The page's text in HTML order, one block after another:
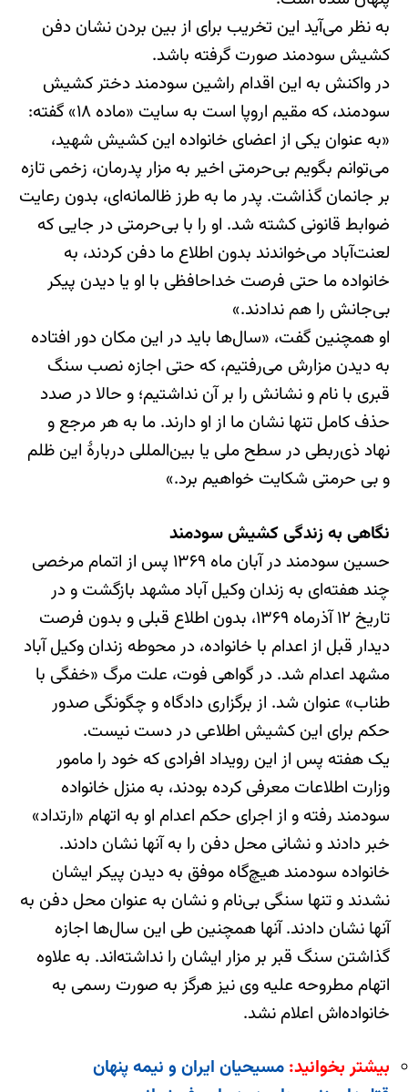
به نظر می‌آید این تخریب برای از بین بردن نشان دفن
کشیش سودمند صورت گرفته باشد.
در واکنش به این اقدام راشین سودمند دختر کشیش
سودمند، که مقیم اروپا است به سایت «ماده ۱۸» گفته:
«به عنوان یکی از اعضای خانواده این کشیش شهید،
می‌توانم بگویم بی‌حرمتی اخیر به مزار پدرمان، زخمی تازه
بر جانمان گذاشت. پدر ما به طرز ظالمانه‌ای، بدون رعایت
ضوابط قانونی کشته شد. او را با بی‌حرمتی در جایی که
لعنت‌آباد می‌خواندند بدون اطلاع ما دفن کردند، به
خانواده ما حتی فرصت خداحافظی با او یا دیدن پیکر
بی‌جانش را هم ندادند.»
او همچنین گفت، «سال‌ها باید در این مکان دور افتاده
به دیدن مزارش می‌رفتیم، که حتی اجازه نصب سنگ
قبری با نام و نشانش را بر آن نداشتیم؛ و حالا در صدد
حذف کامل تنها نشان ما از او دارند. ما به هر مرجع و
نهاد ذی‌ربطی در سطح ملی یا بین‌المللی دربارهٔ این ظلم
و بی حرمتی شکایت خواهیم برد.»
نگاهی به زندگی کشیش سودمند
حسین سودمند در آبان ماه ۱۳۶۹ پس از اتمام مرخصی
چند هفته‌ای به زندان وکیل آباد مشهد بازگشت و در
تاریخ ۱۲ آذرماه ۱۳۶۹، بدون اطلاع قبلی و بدون فرصت
دیدار قبل از اعدام با خانواده، در محوطه زندان وکیل آباد
مشهد اعدام شد. در گواهی فوت، علت مرگ «خفگی با
طناب» عنوان شد. از برگزاری دادگاه و چگونگی صدور
حکم برای این کشیش اطلاعی در دست نیست.
یک هفته پس از این رویداد افرادی که خود را مامور
وزارت اطلاعات معرفی کرده بودند، به منزل خانواده
سودمند رفته و از اجرای حکم اعدام او به اتهام «ارتداد»
خبر دادند و نشانی محل دفن را به آنها نشان دادند.
خانواده سودمند هیچ‌گاه موفق به دیدن پیکر ایشان
نشدند و تنها سنگی بی‌نام و نشان به عنوان محل دفن به
آنها نشان دادند. آنها همچنین طی این سال‌ها اجازه
گذاشتن سنگ قبر بر مزار ایشان را نداشته‌اند. به علاوه
اتهام مطروحه علیه وی نیز هرگز به صورت رسمی به
خانواده‌اش اعلام نشد.
بیشتر بخوانید: مسیحیان ایران و نیمه پنهان